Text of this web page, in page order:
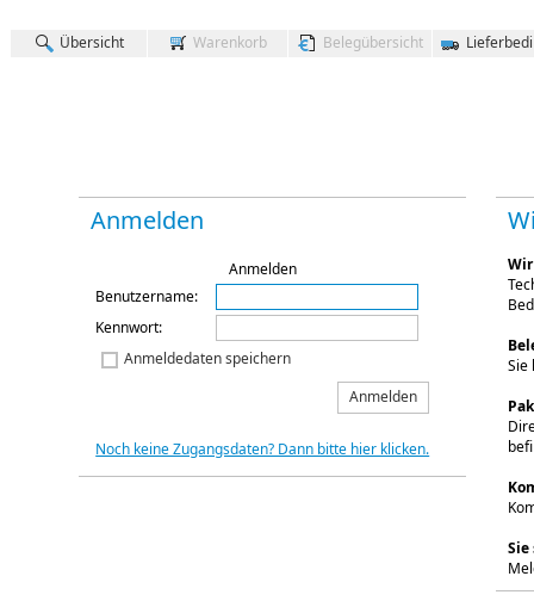
Übersicht Warenkorb Belegübersicht
Anmelden
Anmelden
Benutzername:
Kennwort:
Anmeldedaten speichern
Anmelden
Noch keine Zugangsdaten? Dann bitte hier klicken.
Sie
Sie